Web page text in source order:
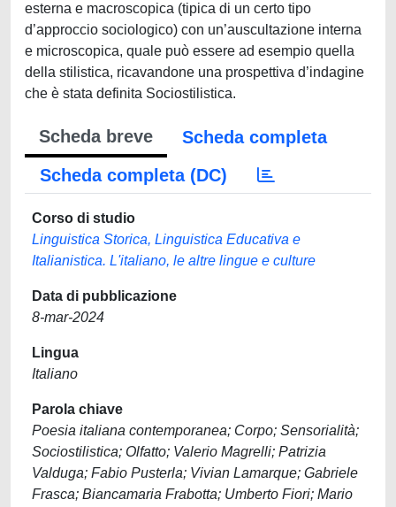
esterna e macroscopica (tipica di un certo tipo
d’approccio sociologico) con un’auscultazione interna
e microscopica, quale può essere ad esempio quella
della stilistica, ricavandone una prospettiva d’indagine
che è stata definita Sociostilistica.
Scheda breve
Scheda completa
Scheda completa (DC)
Corso di studio
Linguistica Storica, Linguistica Educativa e
Italianistica. L'italiano, le altre lingue e culture
Data di pubblicazione
8-mar-2024
Lingua
Italiano
Parola chiave
Poesia italiana contemporanea; Corpo; Sensorialità;
Sociostilistica; Olfatto; Valerio Magrelli; Patrizia
Valduga; Fabio Pusterla; Vivian Lamarque; Gabriele
Frasca; Biancamaria Frabotta; Umberto Fiori; Mario